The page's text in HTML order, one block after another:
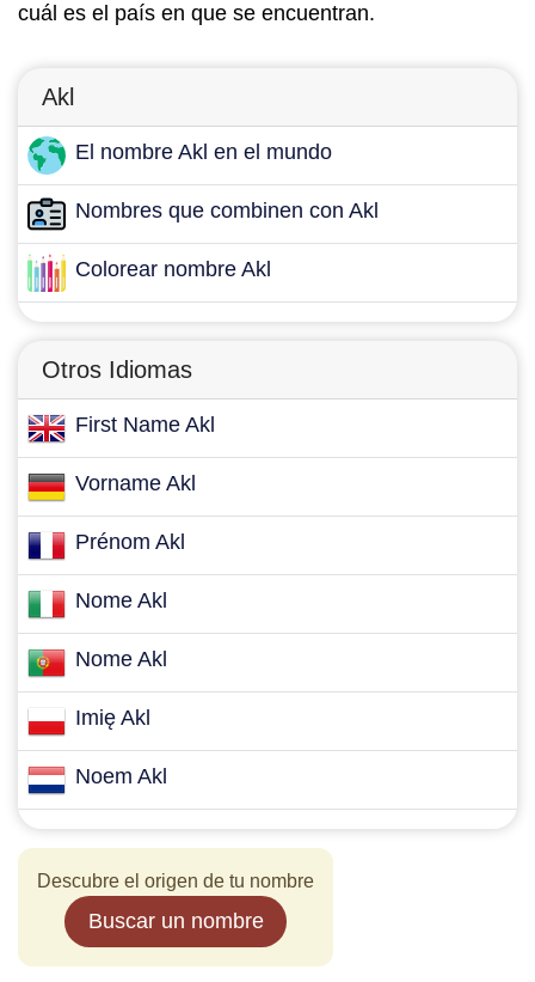
cuál es el país en que se encuentran.
Akl
El nombre Akl en el mundo
Nombres que combinen con Akl
Colorear nombre Akl
Otros Idiomas
First Name Akl
Vorname Akl
Prénom Akl
Nome Akl
Nome Akl
Imię Akl
Noem Akl
Descubre el origen de tu nombre
Buscar un nombre